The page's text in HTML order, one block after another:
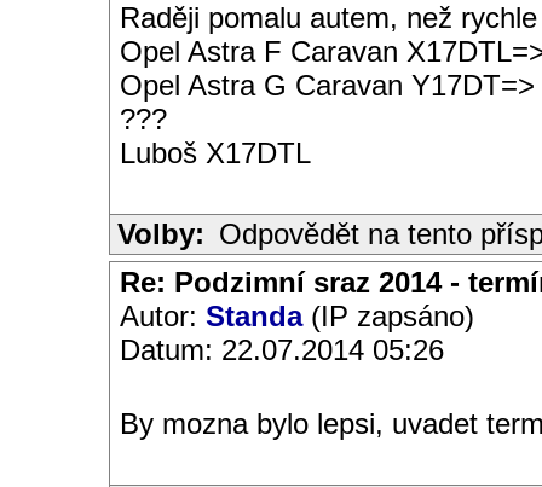
Raději pomalu autem, než
Opel Astra F Caravan
Opel Astra G Caravan Y17DT=>
???
Luboš X17DTL
Volby: Odpovědět na tento
Re: Podzimní sraz 2014 -
Autor: Standa(IP zapsáno)
Datum: 22.07.2014 05:26
By mozna bylo lepsi, uvadet